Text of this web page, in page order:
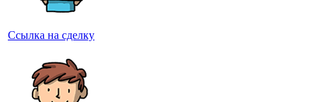
Ссылка на сделку